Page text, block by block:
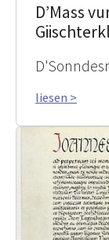
D’Mass
liesen >